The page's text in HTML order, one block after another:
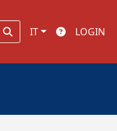
IT LOGIN